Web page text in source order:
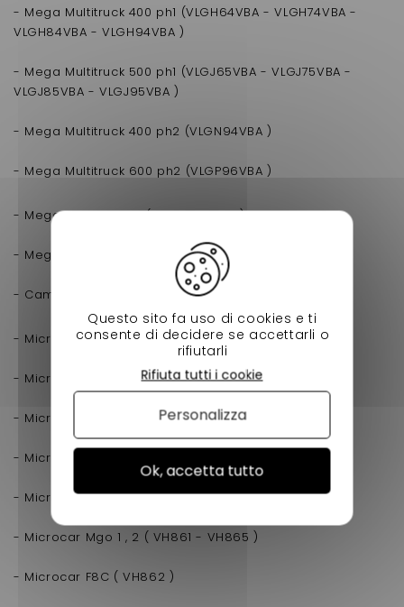
- Mega Multitruck 400 ph1 (VLGH64VBA - VLGH74VBA -
VLGH84VBA - VLGH94VBA )
- Mega Multitruck 500 ph1 (VLGJ65VBA - VLGJ75VBA -
VLGJ85VBA - VLGJ95VBA )
- Mega Multitruck 400 ph2 (VLGN94VBA )
- Mega Multitruck 600 ph2 (VLGP96VBA )
- Mega D-Truck 400 ( VLGTV490FM )
- Mega D-Truck 600 ( VLGTV690FM )
- Camioncino D Aixam Pro ( VLGTV580FM )
- Microcar Lyra ( VH8LY )
- Microcar Virgo 1 , 2 , 3 ( VH840 - VH849 )
- Microcar MC1 ( VH851 - VH855 )
- Microcar MC2 ( VH852 - VH856 )
- Microcar Cargo ( VJRJS40 )
- Microcar Mgo 1 , 2 ( VH861 - VH865 )
- Microcar F8C ( VH862 )
Questo sito fa uso di cookies e ti
consente di decidere se accettarli o
rifiutarli
Ok, accetta tutto
Rifiuta tutti i cookie
Personalizza